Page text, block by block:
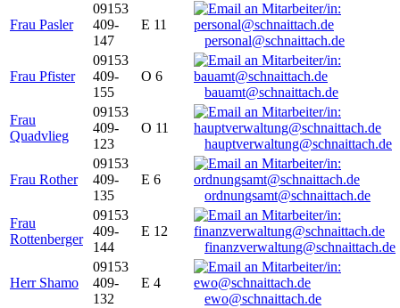
Frau Pasler
09153
409-
147
E 11
personal@schnaittach.de
Frau Pfister
09153
409-
155
O 6
bauamt@schnaittach.de
Frau
Quadvlieg
09153
409-
123
O 11
hauptverwaltung@schnaittach.de
Frau Rother
09153
409-
135
E 6
ordnungsamt@schnaittach.de
Frau
Rottenberger
09153
409-
144
E 12
finanzverwaltung@schnaittach.de
Herr Shamo
09153
409-
132
E 4
ewo@schnaittach.de